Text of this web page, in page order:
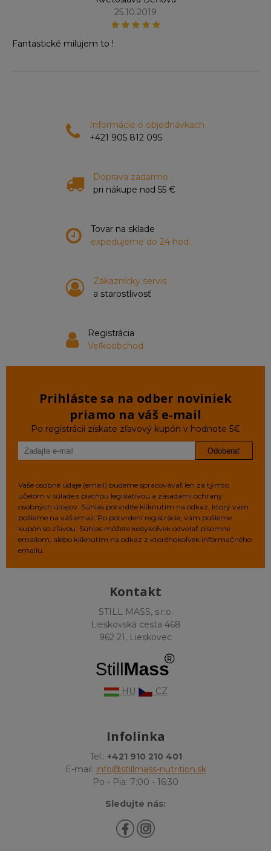
25.10.2019
Fantastické milujem to !
Informácie o objednávkach
+421 905 812 095
Doprava zadarmo
pri nákupe nad 55 €
Tovar na sklade
expedujeme do 24 hod.
Zákaznícky servis
a starostlivosť
Registrácia
Veľkoobchod
Prihláste sa na odber noviniek
priamo na váš e‑mail
Po registrácii získate zľavový kupón v hodnote 5€
Odoberať
Vaše osobné údaje (email) budeme spracovávať len za týmto
účelom v súlade s platnou legislatívou a zásadami ochrany
osobných údajov. Súhlas potvrdíte kliknutím na odkaz, ktorý vám
pošleme na váš email. Po potvrdení registrácie, vám pošleme
kupón so zľavou. Súhlas môžete kedykoľvek odvolať písomne
emailom, alebo kliknutím na odkaz z ktoréhokoľvek informačného
emailu.
Kontakt
STILL MASS, s.r.o.
Lieskovská cesta 468
962 21, Lieskovec
HU CZ
Infolinka
Tel.: +421 910 210 401
E-mail: info@stillmass-nutrition.sk
Po - Pia: 7:00 - 16:30
Sledujte nás: